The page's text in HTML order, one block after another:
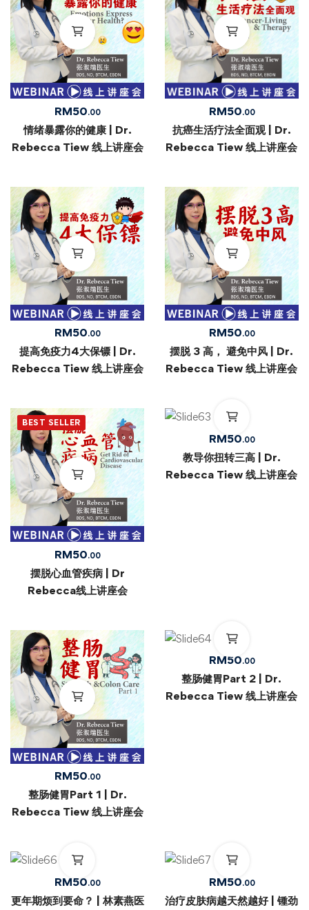
RM50.00
情绪暴露你的健康 | Dr.
Rebecca Tiew 线上讲座会
RM50.00
抗癌生活疗法全面观 | Dr.
Rebecca Tiew 线上讲座会
RM50.00
提高免疫力4大保镖 | Dr.
Rebecca Tiew 线上讲座会
RM50.00
摆脱 3 高， 避免中风 | Dr.
Rebecca Tiew 线上讲座会
BEST SELLER
RM50.00
摆脱心血管疾病 | Dr
Rebecca线上讲座会
RM50.00
教导你扭转三高 | Dr.
Rebecca Tiew 线上讲座会
RM50.00
整肠健胃Part 1 | Dr.
Rebecca Tiew 线上讲座会
RM50.00
整肠健胃Part 2 | Dr.
Rebecca Tiew 线上讲座会
RM50.00
更年期烦到要命？ | 林素燕医
RM50.00
治疗皮肤病越天然越好 | 锺劲